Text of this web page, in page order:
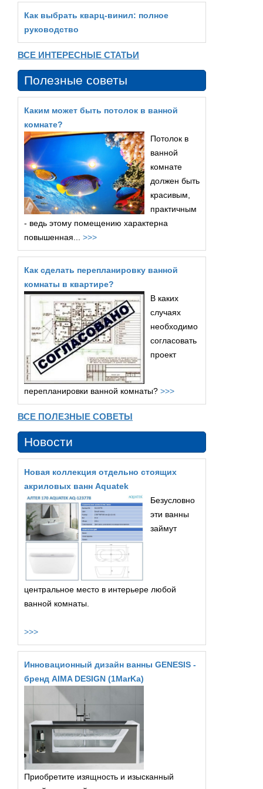
Как выбрать кварц‑винил: полное
руководство
ВСЕ ИНТЕРЕСНЫЕ СТАТЬИ
Полезные советы
Каким может быть потолок в ванной
комнате?
Потолок в
ванной
комнате
должен быть
красивым,
практичным
- ведь этому помещению характерна
повышенная... >>>
Как сделать перепланировку ванной
комнаты в квартире?
В каких
случаях
необходимо
согласовать
проект
перепланировки ванной комнаты? >>>
ВСЕ ПОЛЕЗНЫЕ СОВЕТЫ
Новости
Новая коллекция отдельно стоящих
акриловых ванн Aquatek
Безусловно
эти ванны
займут
центральное место в интерьере любой
ванной комнаты.
>>>
Инновационный дизайн ванны GENESIS -
бренд AIMA DESIGN (1MarKa)
Приобретите изящность и изысканный